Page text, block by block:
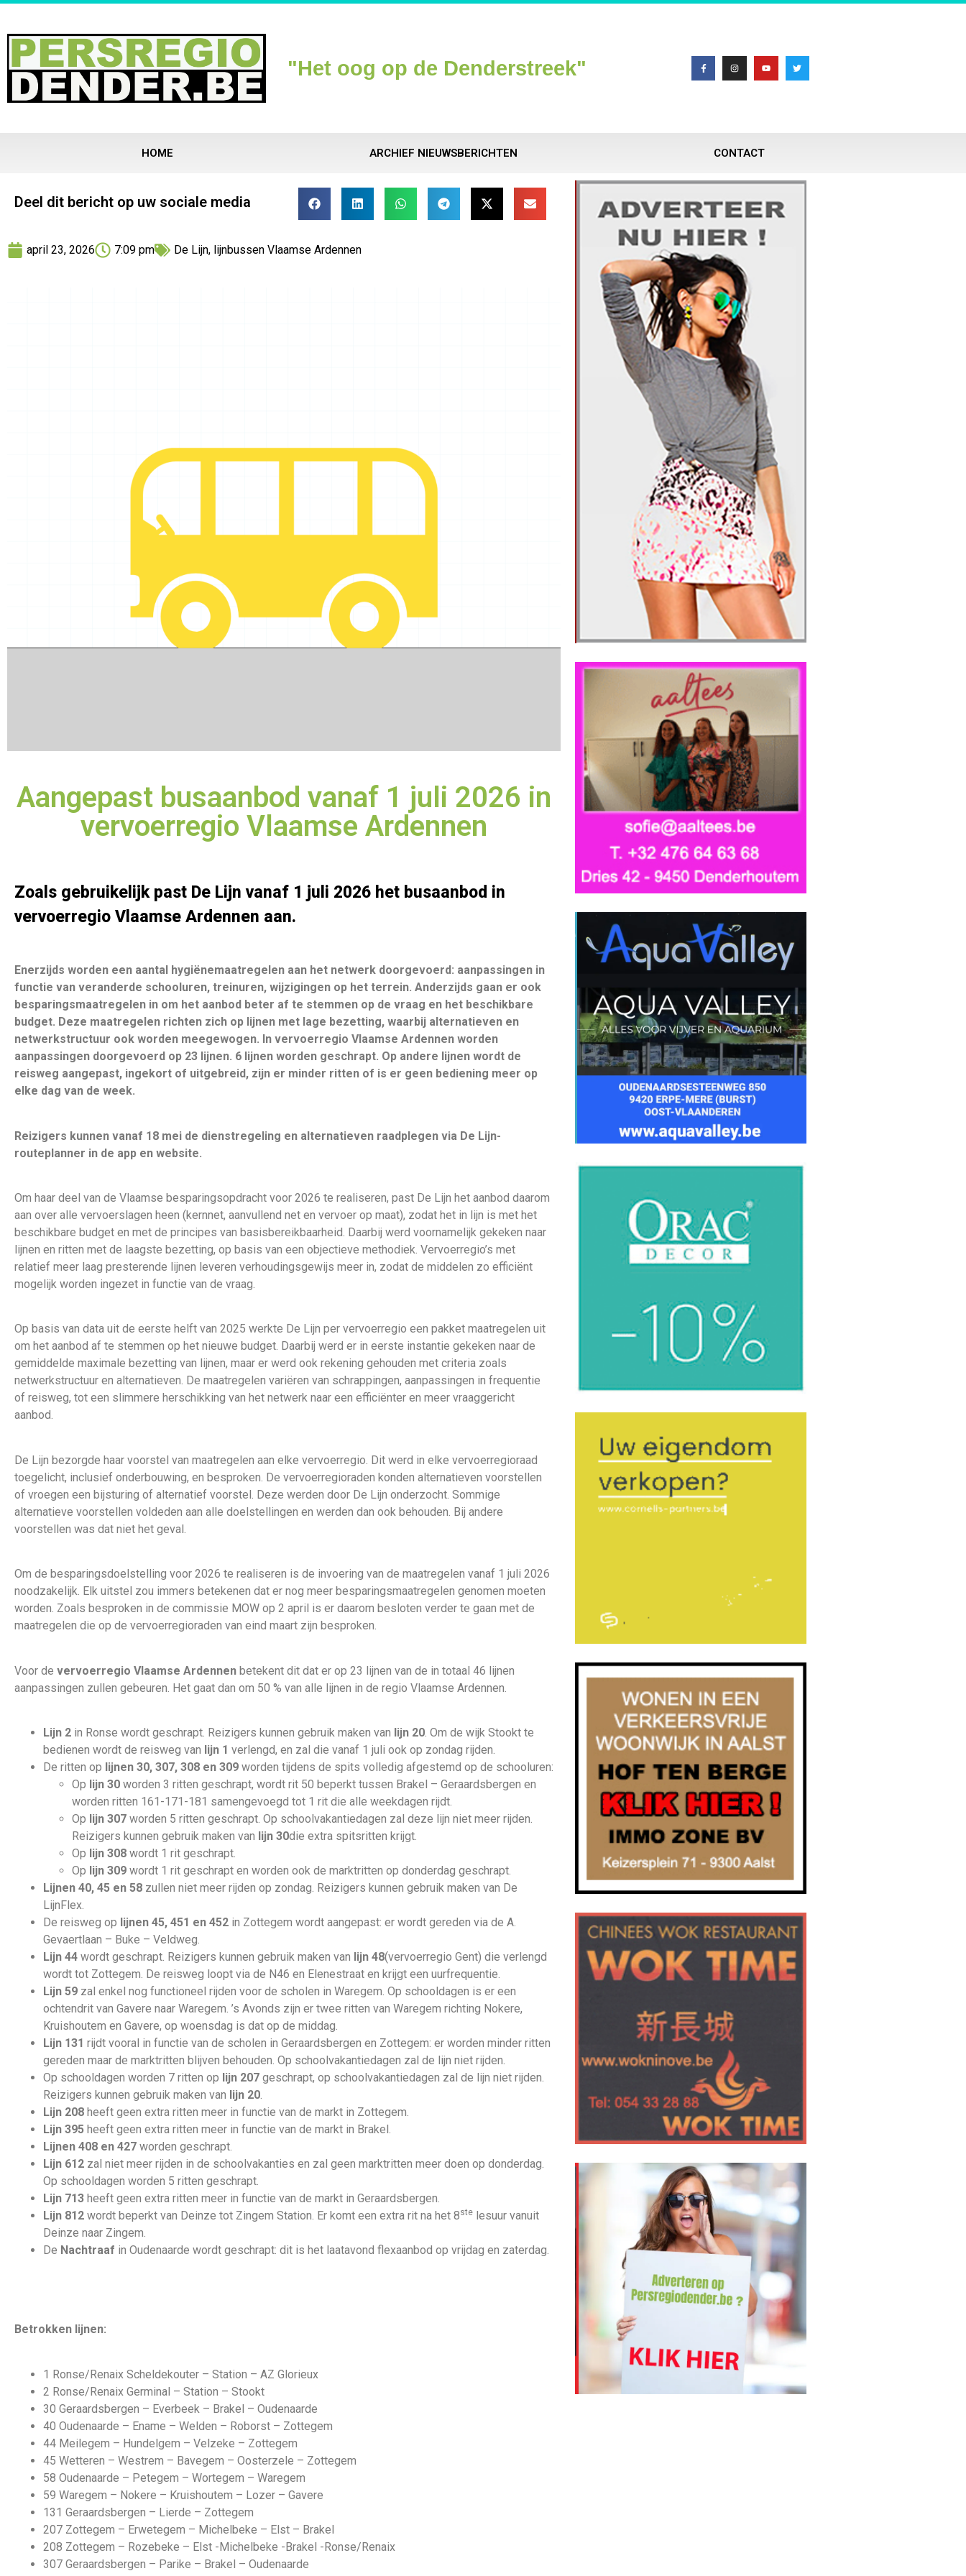
"Het oog op de Denderstreek"
HOME ARCHIEF NIEUWSBERICHTEN CONTACT
Deel dit bericht op uw sociale media
april 23, 2026 7:09 pm De Lijn, lijnbussen Vlaamse Ardennen
Aangepast busaanbod vanaf 1 juli 2026 in
vervoerregio Vlaamse Ardennen
Zoals gebruikelijk past De Lijn vanaf 1 juli 2026 het busaanbod in
vervoerregio Vlaamse Ardennen aan.
Enerzijds worden een aantal hygiënemaatregelen aan het netwerk doorgevoerd: aanpassingen in
functie van veranderde schooluren, treinuren, wijzigingen op het terrein. Anderzijds gaan er ook
besparingsmaatregelen in om het aanbod beter af te stemmen op de vraag en het beschikbare
budget. Deze maatregelen richten zich op lijnen met lage bezetting, waarbij alternatieven en
netwerkstructuur ook worden meegewogen. In vervoerregio Vlaamse Ardennen worden
aanpassingen doorgevoerd op 23 lijnen. 6 lijnen worden geschrapt. Op andere lijnen wordt de
reisweg aangepast, ingekort of uitgebreid, zijn er minder ritten of is er geen bediening meer op
elke dag van de week.
Reizigers kunnen vanaf 18 mei de dienstregeling en alternatieven raadplegen via De Lijn-
routeplanner in de app en website.
Om haar deel van de Vlaamse besparingsopdracht voor 2026 te realiseren, past De Lijn het aanbod daarom
aan over alle vervoerslagen heen (kernnet, aanvullend net en vervoer op maat), zodat het in lijn is met het
beschikbare budget en met de principes van basisbereikbaarheid. Daarbij werd voornamelijk gekeken naar
lijnen en ritten met de laagste bezetting, op basis van een objectieve methodiek. Vervoerregio’s met
relatief meer laag presterende lijnen leveren verhoudingsgewijs meer in, zodat de middelen zo efficiënt
mogelijk worden ingezet in functie van de vraag. ​
Op basis van data uit de eerste helft van 2025 werkte De Lijn per vervoerregio een pakket maatregelen uit
om het aanbod af te stemmen op het nieuwe budget. Daarbij werd er in eerste instantie gekeken naar de
gemiddelde maximale bezetting van lijnen, maar er werd ook rekening gehouden met criteria zoals
netwerkstructuur en alternatieven. De maatregelen variëren van schrappingen, aanpassingen in frequentie
of reisweg, tot een slimmere herschikking van het netwerk naar een efficiënter en meer vraaggericht
aanbod.
De Lijn bezorgde haar voorstel van maatregelen aan elke vervoerregio. Dit werd in elke vervoerregioraad
toegelicht, inclusief onderbouwing, en besproken. De vervoerregioraden konden alternatieven voorstellen
of vroegen een bijsturing of alternatief voorstel. Deze werden door De Lijn onderzocht. Sommige
alternatieve voorstellen voldeden aan alle doelstellingen en werden dan ook behouden. Bij andere
voorstellen was dat niet het geval.
Om de besparingsdoelstelling voor 2026 te realiseren is de invoering van de maatregelen vanaf 1 juli 2026
noodzakelijk. Elk uitstel zou immers betekenen dat er nog meer besparingsmaatregelen genomen moeten
worden. Zoals besproken in de commissie MOW op 2 april is er daarom besloten verder te gaan met de
maatregelen die op de vervoerregioraden van eind maart zijn besproken.
Voor de vervoerregio Vlaamse Ardennen betekent dit dat er op 23 lijnen van de in totaal 46 lijnen
aanpassingen zullen gebeuren. Het gaat dan om 50 % van alle lijnen in de regio Vlaamse Ardennen.
Lijn 2 in Ronse wordt geschrapt. Reizigers kunnen gebruik maken van lijn 20. Om de wijk Stookt te
bedienen wordt de reisweg van lijn 1 verlengd, en zal die vanaf 1 juli ook op zondag rijden.
De ritten op lijnen 30, 307, 308 en 309 worden tijdens de spits volledig afgestemd op de schooluren:
Op lijn 30 worden 3 ritten geschrapt, wordt rit 50 beperkt tussen Brakel – Geraardsbergen en
worden ritten 161-171-181 samengevoegd tot 1 rit die alle weekdagen rijdt.
Op lijn 307 worden 5 ritten geschrapt. Op schoolvakantiedagen zal deze lijn niet meer rijden.
Reizigers kunnen gebruik maken van lijn 30die extra spitsritten krijgt.
Op lijn 308 wordt 1 rit geschrapt.
Op lijn 309 wordt 1 rit geschrapt en worden ook de marktritten op donderdag geschrapt.
Lijnen 40, 45 en 58 zullen niet meer rijden op zondag. Reizigers kunnen gebruik maken van De
LijnFlex.
De reisweg op lijnen 45, 451 en 452 in Zottegem wordt aangepast: er wordt gereden via de A.
Gevaertlaan – Buke – Veldweg.
Lijn 44 wordt geschrapt. Reizigers kunnen gebruik maken van lijn 48(vervoerregio Gent) die verlengd
wordt tot Zottegem. De reisweg loopt via de N46 en Elenestraat en krijgt een uurfrequentie.
Lijn 59 zal enkel nog functioneel rijden voor de scholen in Waregem. Op schooldagen is er een
ochtendrit van Gavere naar Waregem. ’s Avonds zijn er twee ritten van Waregem richting Nokere,
Kruishoutem en Gavere, op woensdag is dat op de middag.
Lijn 131 rijdt vooral in functie van de scholen in Geraardsbergen en Zottegem: er worden minder ritten
gereden maar de marktritten blijven behouden. Op schoolvakantiedagen zal de lijn niet rijden.
Op schooldagen worden 7 ritten op lijn 207 geschrapt, op schoolvakantiedagen zal de lijn niet rijden.
Reizigers kunnen gebruik maken van lijn 20.
Lijn 208 heeft geen extra ritten meer in functie van de markt in Zottegem.
Lijn 395 heeft geen extra ritten meer in functie van de markt in Brakel.
Lijnen 408 en 427 worden geschrapt.
Lijn 612 zal niet meer rijden in de schoolvakanties en zal geen marktritten meer doen op donderdag.
Op schooldagen worden 5 ritten geschrapt.
Lijn 713 heeft geen extra ritten meer in functie van de markt in Geraardsbergen.
Lijn 812 wordt beperkt van Deinze tot Zingem Station. Er komt een extra rit na het 8ste lesuur vanuit
Deinze naar Zingem.
De Nachtraaf in Oudenaarde wordt geschrapt: dit is het laatavond flexaanbod op vrijdag en zaterdag.
Betrokken lijnen:
1 Ronse/Renaix Scheldekouter – Station – AZ Glorieux
2 Ronse/Renaix Germinal – Station – Stookt
30 Geraardsbergen – Everbeek – Brakel – Oudenaarde
40 Oudenaarde – Ename – Welden – Roborst – Zottegem
44 Meilegem – Hundelgem – Velzeke – Zottegem
45 Wetteren – Westrem – Bavegem – Oosterzele – Zottegem
58 Oudenaarde – Petegem – Wortegem – Waregem
59 Waregem – Nokere – Kruishoutem – Lozer – Gavere
131 Geraardsbergen – Lierde – Zottegem
207 Zottegem – Erwetegem – Michelbeke – Elst – Brakel
208 Zottegem – Rozebeke – Elst -Michelbeke -Brakel -Ronse/Renaix
307 Geraardsbergen – Parike – Brakel – Oudenaarde